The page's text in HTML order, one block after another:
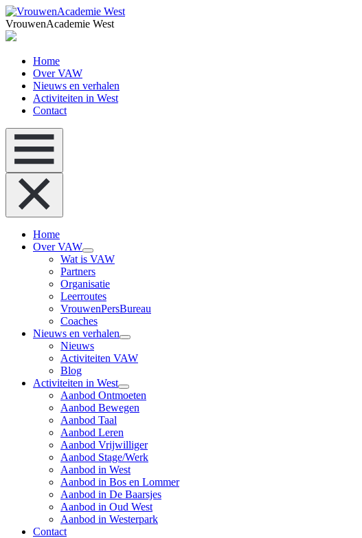
VrouwenAcademie West
Home
Over VAW
Nieuws en verhalen
Activiteiten in West
Contact
Home
Over VAW
Wat is VAW
Partners
Organisatie
Leerroutes
VrouwenPersBureau
Coaches
Nieuws en verhalen
Nieuws
Activiteiten VAW
Blog
Activiteiten in West
Aanbod Ontmoeten
Aanbod Bewegen
Aanbod Taal
Aanbod Leren
Aanbod Vrijwilliger
Aanbod Stage/Werk
Aanbod in West
Aanbod in Bos en Lommer
Aanbod in De Baarsjes
Aanbod in Oud West
Aanbod in Westerpark
Contact